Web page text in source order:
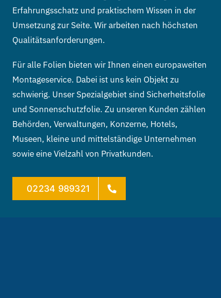
Erfahrungsschatz und praktischem Wissen in der
Umsetzung zur Seite. Wir arbeiten nach höchsten
Qualitätsanforderungen.
Für alle Folien bieten wir Ihnen einen europaweiten
Montageservice. Dabei ist uns kein Objekt zu
schwierig. Unser Spezialgebiet sind Sicherheitsfolie
und Sonnenschutzfolie. Zu unseren Kunden zählen
Behörden, Verwaltungen, Konzerne, Hotels,
Museen, kleine und mittelständige Unternehmen
sowie eine Vielzahl von Privatkunden.
02234 989321